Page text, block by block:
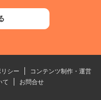
気】
シー
コンテンツ制作・運営
て お問合せ